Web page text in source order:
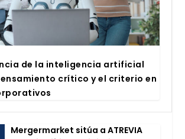
de la inte­li­gen­cia arti­fi­cial
crí­ti­co y el cri­te­rio en
Mer­ger­mar­ket sitúa a ATRE­VIA